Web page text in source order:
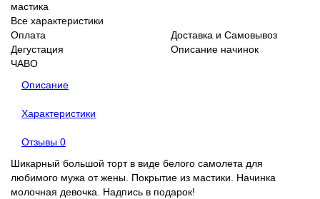
мастика
Все характеристики
Оплата
Доставка и Самовывоз
Дегустация
Описание начинок
ЧАВО
Описание
Характеристики
Отзывы 0
Шикарный большой торт в виде белого самолета для
любимого мужа от жены. Покрытие из мастики. Начинка
молочная девочка. Надпись в подарок!